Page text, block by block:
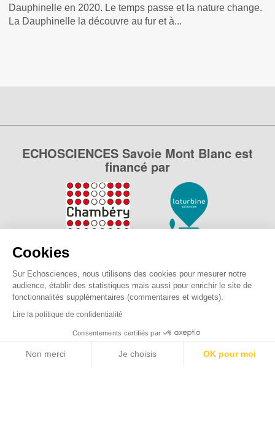
Cookies
Sur Echosciences, nous utilisons des cookies pour mesurer notre
audience, établir des statistiques mais aussi pour enrichir le site de
fonctionnalités supplémentaires (commentaires et widgets).
Lire la politique de confidentialité
Consentements certifiés par
Non merci Je choisis OK pour moi
Dauphinelle en 2020. Le temps passe et la nature change.
La Dauphinelle la découvre au fur et à...
ECHOSCIENCES Savoie Mont Blanc est
financé par
Explorer, s’exprimer, rentrer en contact : Echosciences
sciences et de technologies des Savoie.